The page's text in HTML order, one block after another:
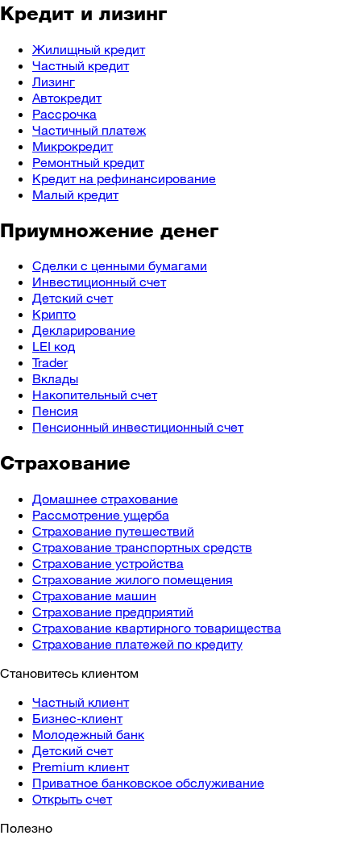
Кредит и лизинг
Жилищный кредит
Частный кредит
Лизинг
Автокредит
Рассрочка
Частичный платеж
Микрокредит
Ремонтный кредит
Кредит на рефинансирование
Малый кредит
Приумножение денег
Сделки с ценными бумагами
Инвестиционный счет
Детский счет
Крипто
Декларирование
LEI код
Trader
Вклады
Накопительный счет
Пенсия
Пенсионный инвестиционный счет
Страхование
Домашнее страхование
Рассмотрение ущерба
Страхование путешествий
Страхование транспортных средств
Страхование устройства
Страхование жилого помещения
Страхование машин
Страхование предприятий
Страхование квартирного товарищества
Страхование платежей по кредиту
Становитесь клиентом
Частный клиент
Бизнес-клиент
Молодежный банк
Детский счет
Premium клиент
Приватное банковское обслуживание
Открыть счет
Полезно